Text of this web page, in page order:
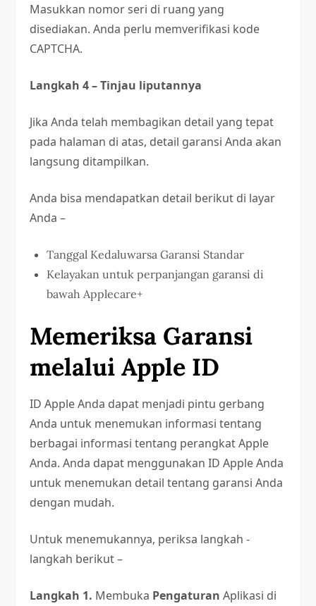
Masukkan nomor seri di ruang yang
disediakan. Anda perlu memverifikasi kode
CAPTCHA.
Langkah 4 – Tinjau liputannya
Jika Anda telah membagikan detail yang tepat
pada halaman di atas, detail garansi Anda akan
langsung ditampilkan.
Anda bisa mendapatkan detail berikut di layar
Anda –
Tanggal Kedaluwarsa Garansi Standar
Kelayakan untuk perpanjangan garansi di
bawah Applecare+
Memeriksa Garansi
melalui Apple ID
ID Apple Anda dapat menjadi pintu gerbang
Anda untuk menemukan informasi tentang
berbagai informasi tentang perangkat Apple
Anda. Anda dapat menggunakan ID Apple Anda
untuk menemukan detail tentang garansi Anda
dengan mudah.
Untuk menemukannya, periksa langkah -
langkah berikut –
Langkah 1. Membuka PengaturanAplikasi di